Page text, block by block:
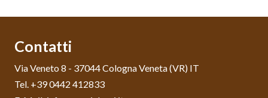
Contatti
Via Veneto 8 - 37044 Cologna Veneta (VR) IT
Tel. +39 0442 412833